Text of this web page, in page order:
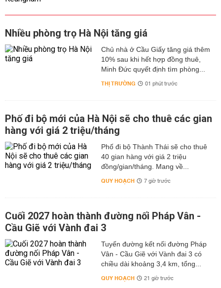
Nhiều phòng trọ Hà Nội tăng giá
Chủ nhà ở Cầu Giấy tăng giá thêm
10% sau khi hết hợp đồng thuê,
Minh Đức quyết định tìm phòng...
THỊ TRƯỜNG 01 phút trước
Phố đi bộ mới của Hà Nội sẽ cho thuê các gian
hàng với giá 2 triệu/tháng
Phố đi bộ Thành Thái sẽ cho thuê
40 gian hàng với giá 2 triệu
đồng/gian/tháng. Mang về...
QUY HOẠCH 7 giờ trước
Cuối 2027 hoàn thành đường nối Pháp Vân -
Cầu Giẽ với Vành đai 3
Tuyến đường kết nối đường Pháp
Vân - Cầu Giẽ với Vành đai 3 có
chiều dài khoảng 3,4 km, tổng...
QUY HOẠCH 21 giờ trước